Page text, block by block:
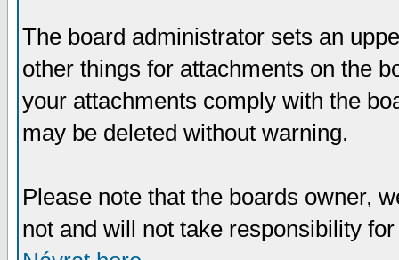
The board administrator sets an
other things for attachments on the
your attachments comply with the
may be deleted without warning.
Please note that the boards owner,
not and will not take responsibility